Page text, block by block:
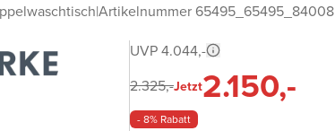
|Artikelnummer 65495_65495_84008
UVP 4.044,-
2.325,-Jetzt2.150,-
- 8% Rabatt